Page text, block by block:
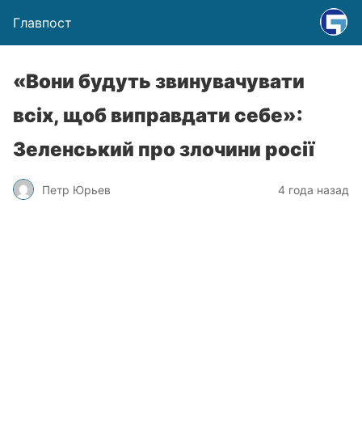
Главпост
«Вони будуть звинувачувати
всіх, щоб виправдати себе»:
Зеленський про злочини росії
Петр Юрьев 4 года назад